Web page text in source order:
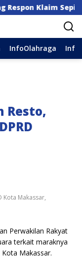
Sepihak,
InfoOlahraga
Resto,
Kota Makassar,
Perwakilan Rakyat
terkait maraknya
Makassar.